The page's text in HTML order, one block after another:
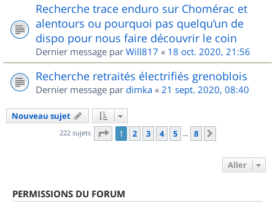
Recherche trace enduro sur Chomérac et
alentours ou pourquoi pas quelqu’un de
dispo pour nous faire découvrir le coin
Dernier message par Will817 « 18 oct. 2020, 21:56
Recherche retraités électrifiés grenoblois
Dernier message par dimka « 21 sept. 2020, 08:40
Nouveau sujet
222 sujets Page 1sur
1 2 3 4 5 … 8
Aller
PERMISSIONS DU FORUM